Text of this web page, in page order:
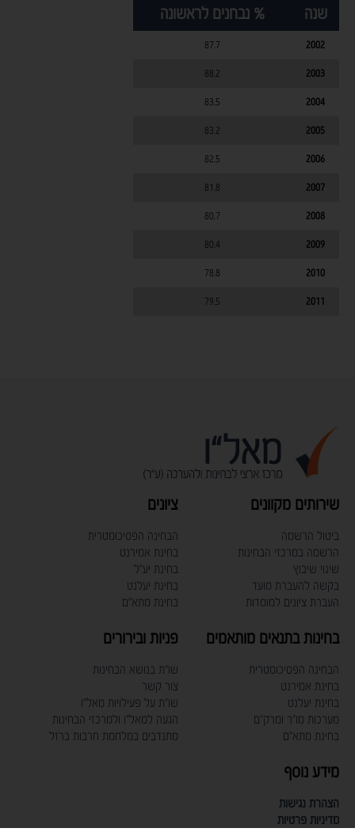
שנה % נבחנים לראשונה
2002
87.7
2003
88.2
2004
83.5
2005
83.2
2006
82.5
2007
81.8
2008
80.7
2009
80.4
2010
78.8
2011
79.5
שירותים מקוונים
ביטול הרשמה
הרשמה במרכזי הבחינות
שינוי שיבוץ
בקשה להעברת מועד
העברת ציונים למוסדות
ציונים
הבחינה הפסיכומטרית
בחינת אמירנט
בחינת יע"ל
בחינת יעלנט
בחינת מתא"ם
בחינות בתנאים מותאמים
הבחינה הפסיכומטרית
בחינת אמירנט
בחינת יעלנט
מערכות מו"ר ומרק"ם
בחינת מתא"ם
פניות ובירורים
שו"ת בנושא הבחינות
צור קשר
שו"ת על פעילויות מאל"ו
הגעה למאל"ו ולמרכזי הבחינות
מתנדבים במלחמת חרבות ברזל
מידע נוסף
הצהרת נגישות
מדיניות פרטיות